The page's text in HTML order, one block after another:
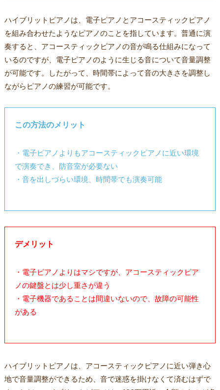
ハイブリットピアノは、電子ピアノとアコースティックピアノ
を組み合わせたようなピアノのことを指しています。普通に演
奏すると、アコースティックピアノの音が鳴る仕組みになって
いるのですが、電子ピアノのように生じる音について音量調整
が可能です。したがって、時間帯によって音の大きさを調整し
ながらピアノの練習が可能です。
この方法のメリット
・電子ピアノよりもアコースティックピアノに近い環境
で演奏でき、防音室が必要ない
・音を出しづらい環境、時間帯でも演奏可能
デメリット
・電子ピアノよりはマシですが、アコースティックピア
ノの鍵盤とは少し重さが違う
・電子機器であることは間違いないので、故障の可能性
がある
ハイブリットピアノは、アコースティックピアノに近い弾き心
地で音量調整ができるため、音で迷惑を掛けなくて済むはずで